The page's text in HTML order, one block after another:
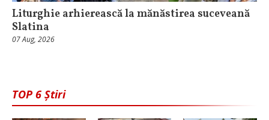
Liturghie arhierească la mănăstirea suceveană
Slatina
07 Aug, 2026
TOP 6 Știri